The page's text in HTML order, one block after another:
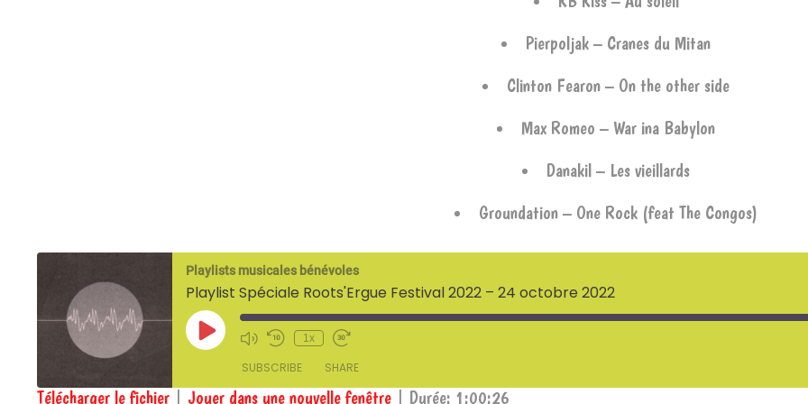
Pierpoljak – Cranes du Mitan
Clinton Fearon – On the other side
Max Romeo – War ina Babylon
Danakil – Les vieillards
Groundation – One Rock (feat The Congos)
Playlists musicales bénévoles
Playlist Spéciale Roots'Ergue Festival 2022 – 24 octobre 2022
Play
Episode
1x
SUBSCRIBE SHARE
Télécharger le fichier Jouer dans une nouvelle fenêtre
Durée: 1:00:26